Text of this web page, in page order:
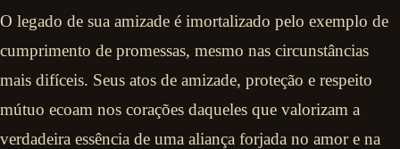
O legado de sua amizade é imortalizado pelo exemplo de
cumprimento de promessas, mesmo nas circunstâncias
mais difíceis. Seus atos de amizade, proteção e respeito
mútuo ecoam nos corações daqueles que valorizam a
verdadeira essência de uma aliança forjada no amor e na